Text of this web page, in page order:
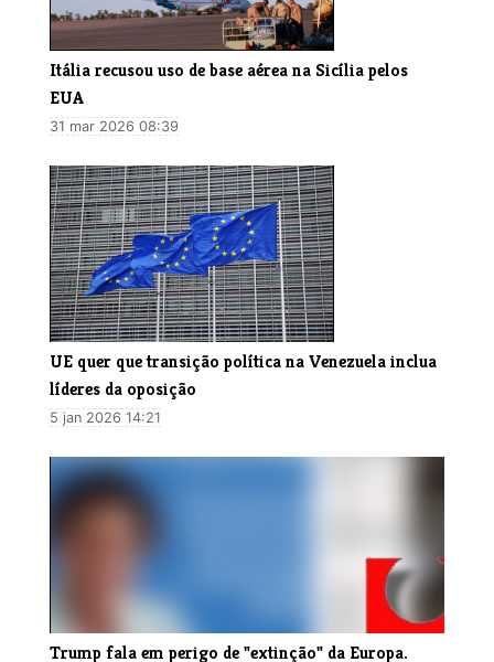
Itália recusou uso de base aérea na Sicília pelos
EUA
31 mar 2026 08:39
UE quer que transição política na Venezuela inclua
líderes da oposição
5 jan 2026 14:21
Trump fala em perigo de "extinção" da Europa.